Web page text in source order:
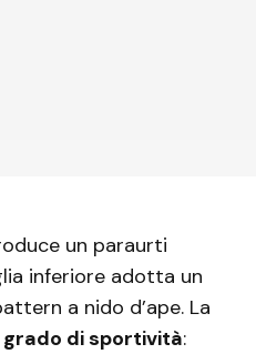
un paraurti
inferiore adotta un
a nido d’ape. La
grado di sportività: